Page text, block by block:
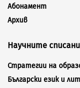
Абонамент
Архив
Научните
Стратегии на
Български език и